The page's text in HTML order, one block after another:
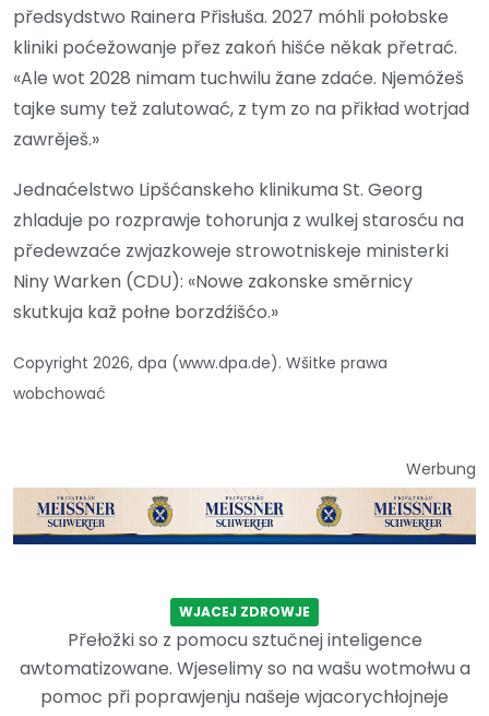
předsydstwo Rainera Přisłuša. 2027 móhli połobske
kliniki poćežowanje přez zakoń hišće někak přetrać.
«Ale wot 2028 nimam tuchwilu žane zdaće. Njemóžeš
tajke sumy tež zalutować, z tym zo na přikład wotrjad
zawrěješ.»
Jednaćelstwo Lipšćanskeho klinikuma St. Georg
zhladuje po rozprawje tohorunja z wulkej starosću na
předewzaće zwjazkoweje strowotniskeje ministerki
Niny Warken (CDU): «Nowe zakonske směrnicy
skutkuja kaž połne borzdźišćo.»
Copyright 2026, dpa (www.dpa.de). Wšitke prawa
wobchować
Werbung
WJACEJ ZDROWJE
Přełožki so z pomocu sztučnej inteligence
awtomatizowane. Wjeselimy so na wašu wotmołwu a
pomoc při poprawjenju našeje wjacorychłojneje